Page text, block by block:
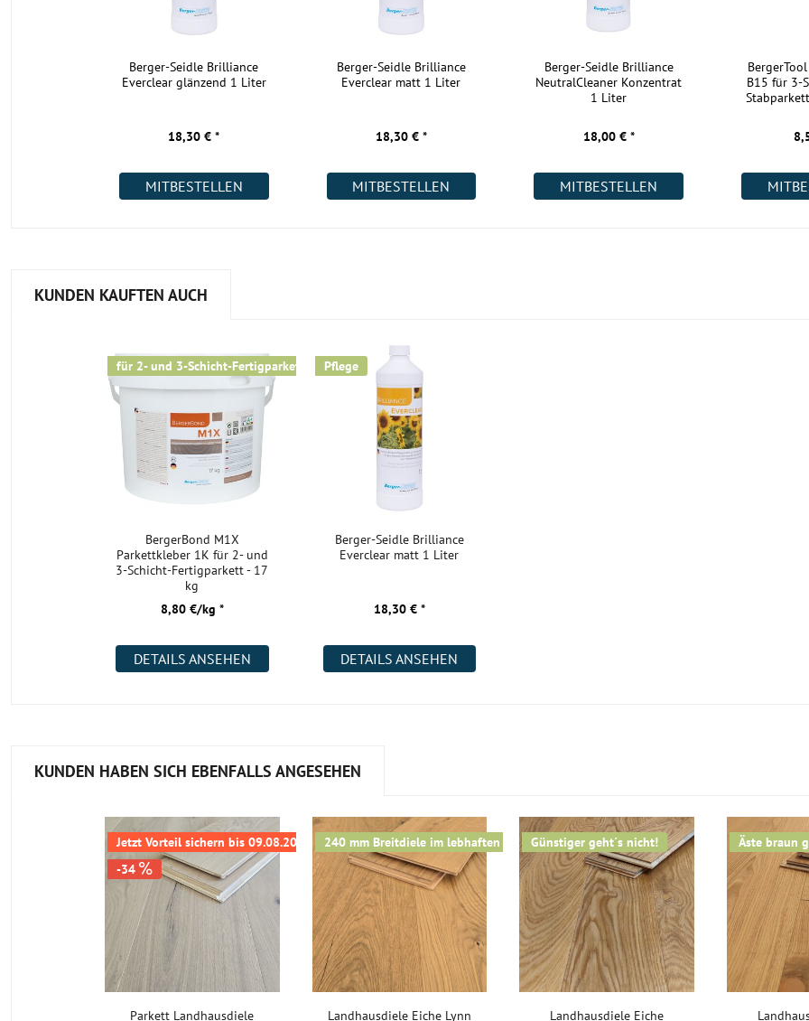
Gewerbe (gering beansprucht):
Gewerbe (stark beansprucht):
Weitere Informationen:
Berger-Seidle Brilliance
Everclear glänzend 1 Liter
18,30 € *
MITBESTELLEN
Berger-Seidle Brilliance
Everclear matt 1 Liter
18,30 € *
MITBESTELLEN
Berger-Seidle Brilliance
NeutralCleaner Konzentrat
1 Liter
18,00 € *
MITBESTELLEN
B15 für 3-
KUNDEN KAUFTEN AUCH
für 2- und 3-Schicht-Fertigparkett
BergerBond M1X
Parkettkleber 1K für 2- und
3-Schicht-Fertigparkett - 17
kg
8,80 €/kg *
DETAILS ANSEHEN
Pflege
Berger-Seidle Brilliance
Everclear matt 1 Liter
18,30 € *
DETAILS ANSEHEN
KUNDEN HABEN SICH EBENFALLS ANGESEHEN
Jetzt Vorteil sichern bis 09.08.2026
-34
Parkett Landhausdiele
240 mm Breitdiele im lebhaften Stil
Landhausdiele Eiche Lynn
Günstiger geht´s nicht!
Landhausdiele Eiche
Äste braun